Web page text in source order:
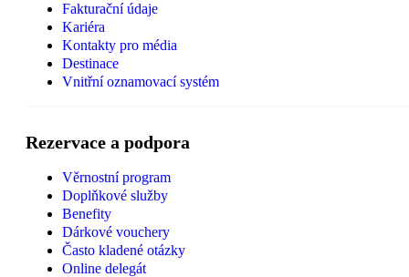
Fakturační údaje
Kariéra
Kontakty pro média
Destinace
Vnitřní oznamovací systém
Rezervace a podpora
Věrnostní program
Doplňkové služby
Benefity
Dárkové vouchery
Často kladené otázky
Online delegát